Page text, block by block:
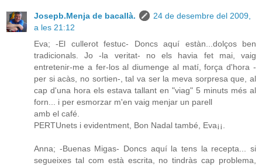
Josepb.Menja de bacallà.
24 de desembre del 2009,
a les 21:12
Eva; -El cullerot festuc- Doncs aquí estàn...dolços ben
tradicionals. Jo -la veritat- no els havia fet mai, vaig
entretenir-me a fer-los al diumenge al matí, força d'hora -
per si acàs, no sortien-, tal va ser la meva sorpresa que, al
cap d'una hora els estava tallant en "viag" 5 minuts més al
forn... i per esmorzar m'en vaig menjar un parell
amb el café.
PERTUnets i evidentment, Bon Nadal també, Eva¡¡.
Anna; -Buenas Migas- Doncs aquí la tens la recepta... si
segueixes tal com està escrita, no tindràs cap problema,